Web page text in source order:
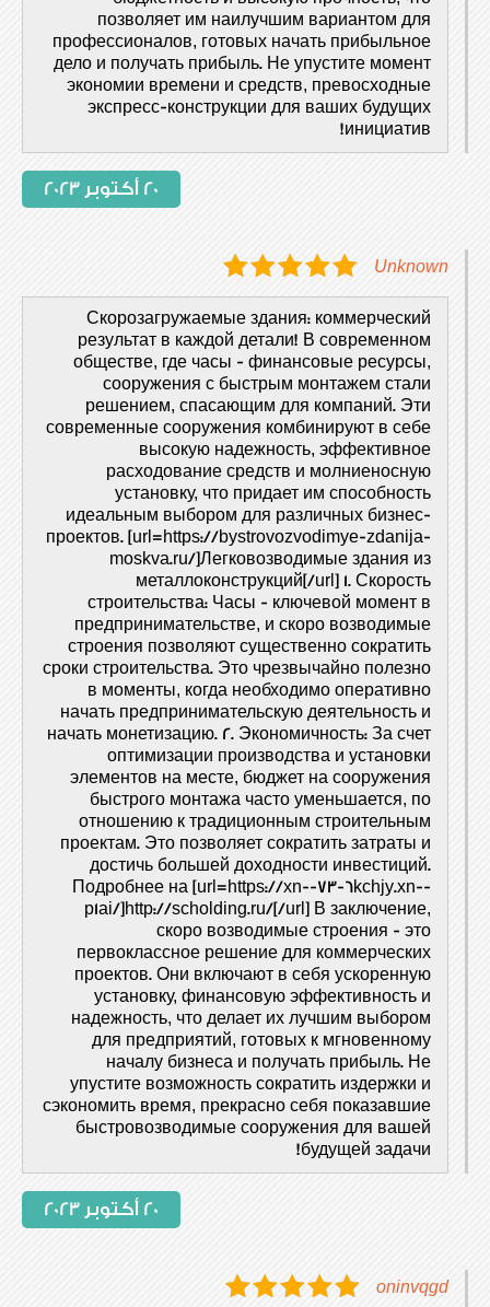
позволяет им наилучшим вариантом для
профессионалов, готовых начать прибыльное
дело и получать прибыль. Не упустите момент
экономии времени и средств, превосходные
экспресс-конструкции для ваших будущих
инициатив!
20 أكتوبر 2023
Unknown
Скорозагружаемые здания: коммерческий
результат в каждой детали! В современном
обществе, где часы - финансовые ресурсы,
сооружения с быстрым монтажем стали
решением, спасающим для компаний. Эти
современные сооружения комбинируют в себе
высокую надежность, эффективное
расходование средств и молниеносную
установку, что придает им способность
идеальным выбором для различных бизнес-
проектов. [url=https://bystrovozvodimye-zdanija-
moskva.ru/]Легковозводимые здания из
металлоконструкций[/url] 1. Скорость
строительства: Часы - ключевой момент в
предпринимательстве, и скоро возводимые
строения позволяют существенно сократить
сроки строительства. Это чрезвычайно полезно
в моменты, когда необходимо оперативно
начать предпринимательскую деятельность и
начать монетизацию. 2. Экономичность: За счет
оптимизации производства и установки
элементов на месте, бюджет на сооружения
быстрого монтажа часто уменьшается, по
отношению к традиционным строительным
проектам. Это позволяет сократить затраты и
достичь большей доходности инвестиций.
Подробнее на [url=https://xn--73-6kchjy.xn--
p1ai/]http://scholding.ru/[/url] В заключение,
скоро возводимые строения - это
первоклассное решение для коммерческих
проектов. Они включают в себя ускоренную
установку, финансовую эффективность и
надежность, что делает их лучшим выбором
для предприятий, готовых к мгновенному
началу бизнеса и получать прибыль. Не
упустите возможность сократить издержки и
сэкономить время, прекрасно себя показавшие
быстровозводимые сооружения для вашей
будущей задачи!
20 أكتوبر 2023
oninvqgd